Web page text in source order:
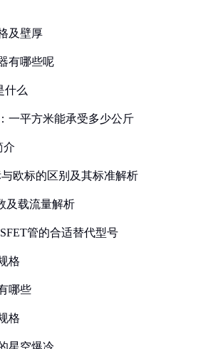
及壁厚
有哪些呢
什么
一平方米能承受多少公斤
介
欧标的区别及其标准解析
及载流量解析
管的合适替代型号
格
哪些
格
星空爆冷